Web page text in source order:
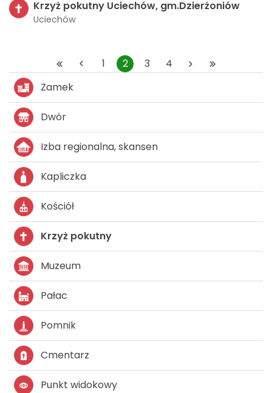
Krzyż pokutny Uciechów, gm.Dzierżoniów
Uciechów
1 2 3
4
Zamek
Dwór
Izba regionalna, skansen
Kapliczka
Kościół
Krzyż pokutny
Muzeum
Pałac
Pomnik
Cmentarz
Punkt widokowy